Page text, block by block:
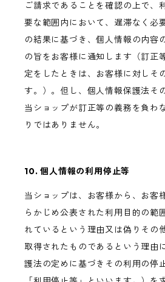
ご請求であることを確認の上で、
要な範囲内において、遅滞なく必
の結果に基づき、個人情報の内容
の旨をお客様に通知します（訂正
定をしたときは、お客様に対しそ
す。）。但し、個人情報保護法そ
当ショップが訂正等の義務を負わ
りではありません。
10. 個人情報の利用停止等
当ショップは、お客様から、お客
らかじめ公表された利用目的の範
れているという理由又は偽りその
取得されたものであるという理由
護法の定めに基づきその利用の停